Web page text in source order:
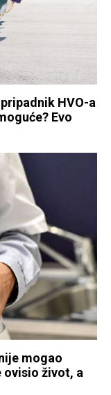
HVO-a
Evo
mogao
život, a